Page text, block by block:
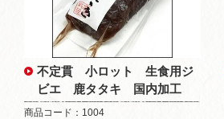
不定貫 小ロット 生食用ジ
ビエ 鹿タタキ 国内加工
商品コード：1004